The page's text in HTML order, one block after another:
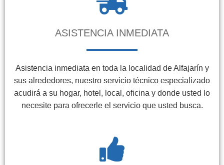
ASISTENCIA INMEDIATA
Asistencia inmediata en toda la localidad de Alfajarín y
sus alrededores, nuestro servicio técnico especializado
acudirá a su hogar, hotel, local, oficina y donde usted lo
necesite para ofrecerle el servicio que usted busca.